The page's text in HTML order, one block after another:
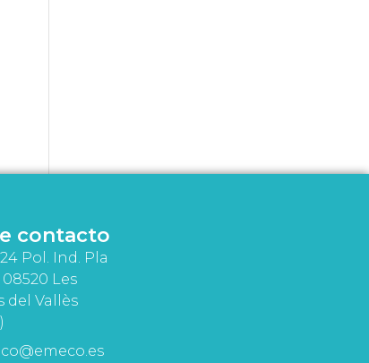
contacto
Pol. Ind. Pla
Les
del Vallès